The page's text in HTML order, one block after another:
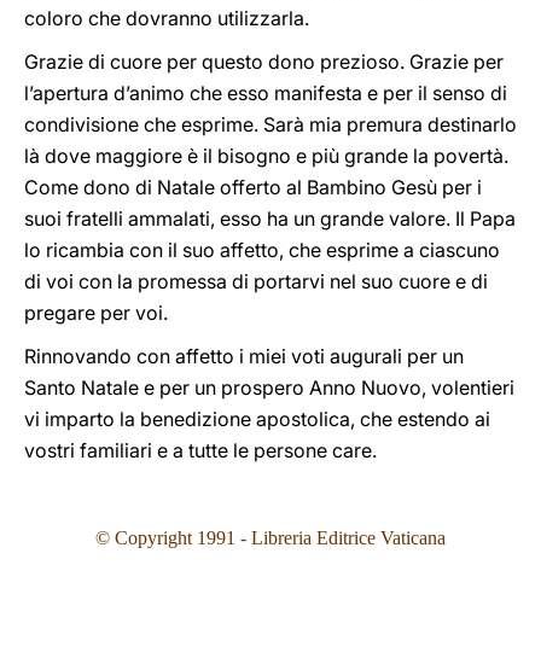
coloro che dovranno utilizzarla.
Grazie di cuore per questo dono prezioso. Grazie per
l’apertura d’animo che esso manifesta e per il senso di
condivisione che esprime. Sarà mia premura destinarlo
là dove maggiore è il bisogno e più grande la povertà.
Come dono di Natale offerto al Bambino Gesù per i
suoi fratelli ammalati, esso ha un grande valore. Il Papa
lo ricambia con il suo affetto, che esprime a ciascuno
di voi con la promessa di portarvi nel suo cuore e di
pregare per voi.
Rinnovando con affetto i miei voti augurali per un
Santo Natale e per un prospero Anno Nuovo, volentieri
vi imparto la benedizione apostolica, che estendo ai
vostri familiari e a tutte le persone care.
© Copyright 1991 - Libreria Editrice Vaticana